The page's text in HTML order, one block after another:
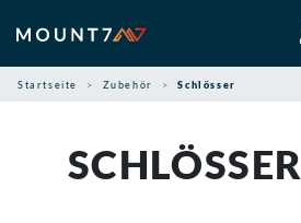
Inhalt
springen
Startseite Zubehör Schlösser
SCHLÖSSER